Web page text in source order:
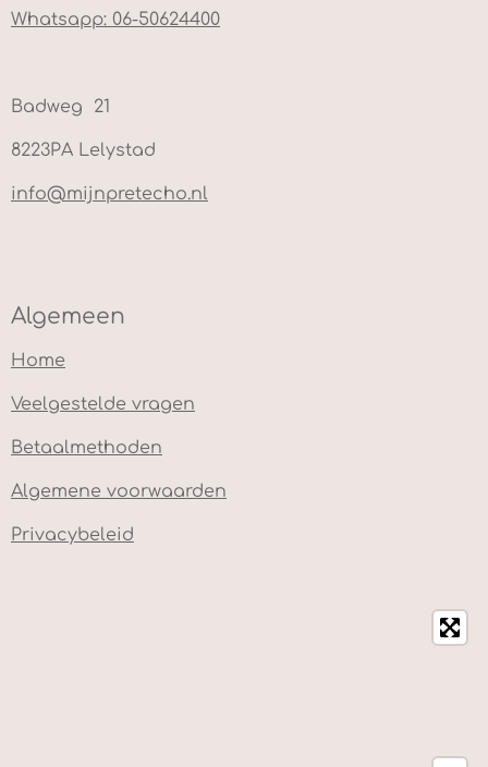
Whatsapp: 06-50624400
Badweg 21
8223PA Lelystad
info@mijnpretecho.nl
Algemeen
Home
Veelgestelde vragen
Betaalmethoden
Algemene voorwaarden
Privacybeleid